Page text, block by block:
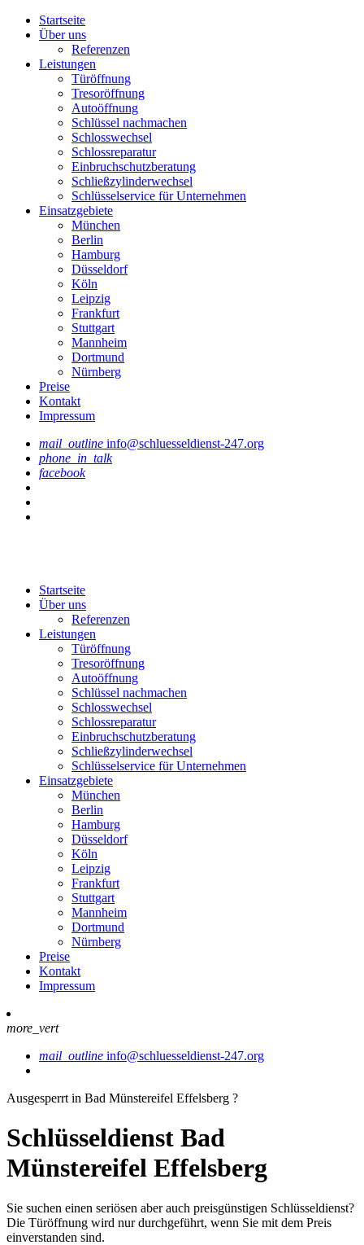
Startseite
Über uns
Referenzen
Leistungen
Türöffnung
Tresoröffnung
Аutoöffnung
Schlüssel nachmachen
Schlosswechsel
Schlossreparatur
Einbruchschutzberatung
Schließzylinderwechsel
Schlüsselservice für Unternehmen
Einsatzgebiete
München
Berlin
Hamburg
Düsseldorf
Köln
Leipzig
Frankfurt
Stuttgart
Mannheim
Dortmund
Nürnberg
Preise
Kontakt
Impressum
mail_outline info@schluesseldienst-247.org
phone_in_talk
facebook
Startseite
Über uns
Referenzen
Leistungen
Türöffnung
Tresoröffnung
Аutoöffnung
Schlüssel nachmachen
Schlosswechsel
Schlossreparatur
Einbruchschutzberatung
Schließzylinderwechsel
Schlüsselservice für Unternehmen
Einsatzgebiete
München
Berlin
Hamburg
Düsseldorf
Köln
Leipzig
Frankfurt
Stuttgart
Mannheim
Dortmund
Nürnberg
Preise
Kontakt
Impressum
more_vert
mail_outline info@schluesseldienst-247.org
Ausgesperrt in Bad Münstereifel Effelsberg ?
Schlüsseldienst Bad
Münstereifel Effelsberg
Sie suchen einen seriösen aber auch preisgünstigen Schlüsseldienst?
Die Türöffnung wird nur durchgeführt, wenn Sie mit dem Preis
einverstanden sind.